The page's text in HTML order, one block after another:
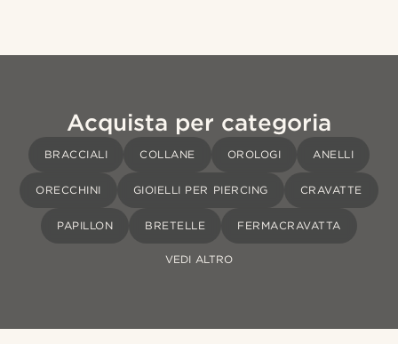
Acquista per categoria
BRACCIALI COLLANE OROLOGI ANELLI
ORECCHINI GIOIELLI PER PIERCING CRAVATTE
PAPILLON BRETELLE FERMACRAVATTA
VEDI ALTRO